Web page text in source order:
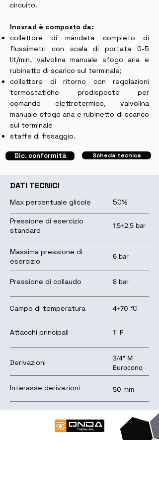
circuito.
Inoxrad è composto da:
collettore di mandata completo di
flussimetri con scala di portata 0-5
lit/min, valvolina manuale sfogo aria e
rubinetto di scarico sul terminale;
collettore di ritorno con regolazioni
termostatiche predisposte per
comando elettrotermico, valvolina
manuale sfogo aria e rubinetto di scarico
sul terminale
staffe di fissaggio.
Dic. conformità Scheda tecnica
DATI TECNICI
Max percentuale glicole 50%
Pressione di esercizio
standard
1,5÷2,5 bar
Massima pressione di
esercizio
6 bar
Pressione di collaudo 8 bar
Campo di temperatura 4÷70 °C
Attacchi principali 1" F
Derivazioni
3/4" M
Eurocono
Interasse derivazioni 50 mm